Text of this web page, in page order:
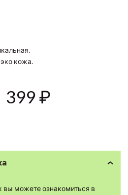
кожа.
399₽
вы можете ознакомиться в